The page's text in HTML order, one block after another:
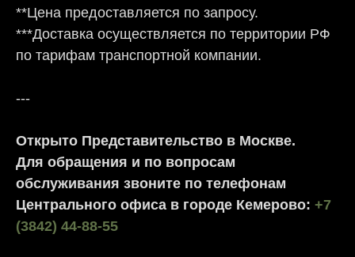
**Цена предоставляется по запросу.
***Доставка осуществляется по территории РФ
по тарифам транспортной компании.
---
Открыто Представительство в Москве.
Для обращения и по вопросам
обслуживания звоните по телефонам
Центрального офиса в городе Кемерово: +7
(3842) 44-88-55